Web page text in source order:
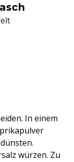
In einem
würzen. Zu